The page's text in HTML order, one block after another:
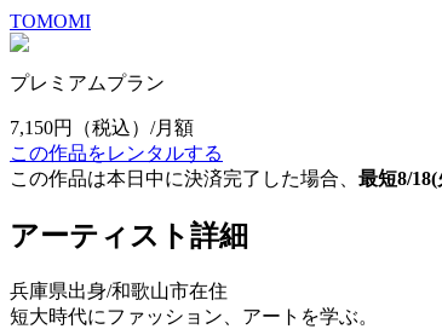
TOMOMI
プレミアムプラン
7,150円
（税込）/月額
この作品をレンタルする
この作品は本日中に決済完了した場合、 最短8/18(
アーティスト詳細
兵庫県出身/和歌山市在住
短大時代にファッション、アートを学ぶ。